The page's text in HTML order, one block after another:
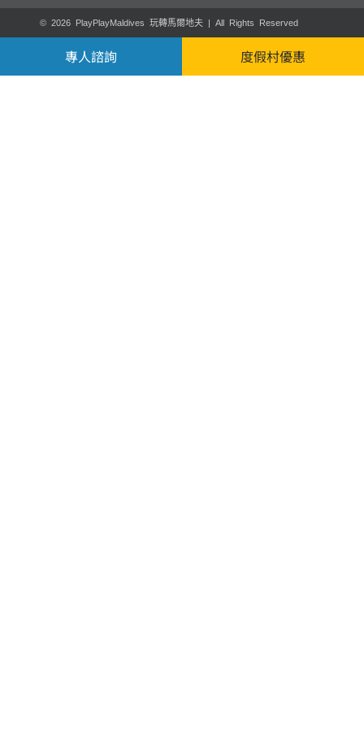
© 2026 PlayPlayMaldives 玩轉馬爾地夫 | All Rights Reserved
專人諮詢 度假村優惠